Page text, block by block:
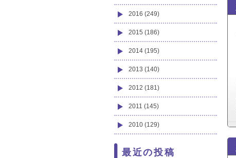
2016 (249)
2015 (186)
2014 (195)
2013 (140)
2012 (181)
2011 (145)
2010 (129)
最近の投稿